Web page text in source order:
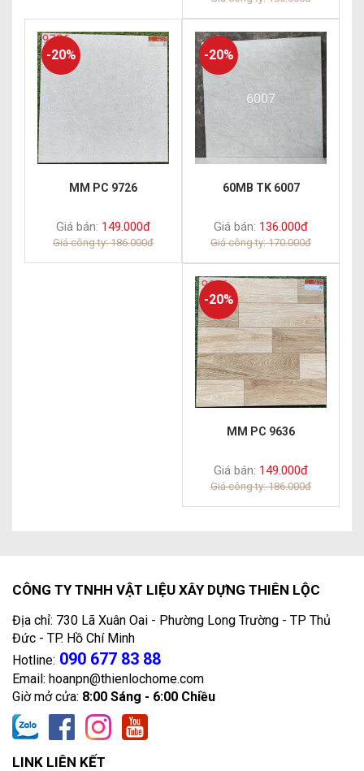
-20%
MM PC 9726
Giá bán: 149.000đ
Giá công ty: 186.000đ
-20%
60MB TK 6007
Giá bán: 136.000đ
Giá công ty: 170.000đ
-20%
MM PC 9636
Giá bán: 149.000đ
Giá công ty: 186.000đ
CÔNG TY TNHH VẬT LIỆU XÂY DỰNG THIÊN LỘC
Địa chỉ: 730 Lã Xuân Oai - Phường Long Trường - TP Thủ
Đức - TP. Hồ Chí Minh
Hotline: 090 677 83 88
Email: hoanpn@thienlochome.com
Giờ mở cửa: 8:00 Sáng - 6:00 Chiều
LINK LIÊN KẾT